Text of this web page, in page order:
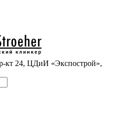
кт 24, ЦДиИ «Экспострой»,